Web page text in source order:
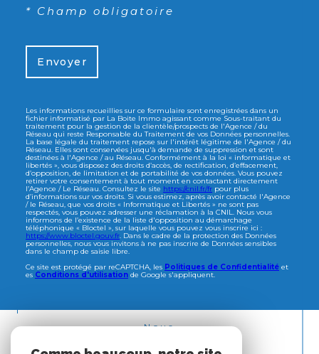
* Champ obligatoire
Envoyer
Les informations recueillies sur ce formulaire sont enregistrées dans un
fichier informatisé par La Boite Immo agissant comme Sous-traitant du
traitement pour la gestion de la clientèle/prospects de l'Agence / du
Réseau qui reste Responsable du Traitement de vos Données personnelles.
La base légale du traitement repose sur l'intérêt légitime de l'Agence / du
Réseau. Elles sont conservées jusqu'à demande de suppression et sont
destinées à l'Agence / au Réseau. Conformément à la loi « informatique et
libertés », vous disposez des droits d’accès, de rectification, d’effacement,
d’opposition, de limitation et de portabilité de vos données. Vous pouvez
retirer votre consentement à tout moment en contactant directement
l’Agence / Le Réseau. Consultez le site https://cnil.fr/fr pour plus
d’informations sur vos droits. Si vous estimez, après avoir contacté l'Agence
/ le Réseau, que vos droits « Informatique et Libertés » ne sont pas
respectés, vous pouvez adresser une réclamation à la CNIL. Nous vous
informons de l’existence de la liste d'opposition au démarchage
téléphonique « Bloctel », sur laquelle vous pouvez vous inscrire ici :
https://www.bloctel.gouv.fr. Dans le cadre de la protection des Données
personnelles, nous vous invitons à ne pas inscrire de Données sensibles
dans le champ de saisie libre.
Ce site est protégé par reCAPTCHA, les Politiques de Confidentialité et
es Conditions d'utilisation de Google s'appliquent.
Nous